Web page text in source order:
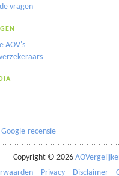
vragen
AOV's
recensie
Copyright © 2026
- Privacy- Disclaimer-